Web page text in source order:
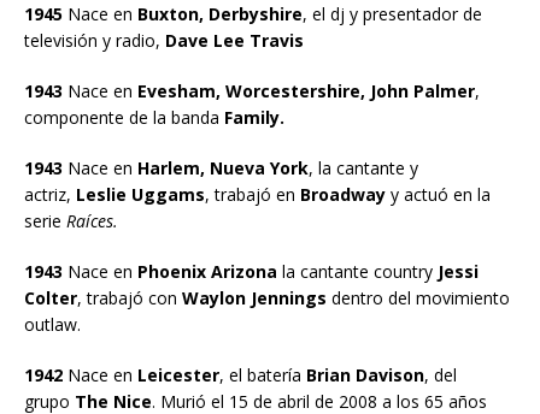
1945 Nace en Buxton, Derbyshire, el dj y presentador de
televisión y radio, Dave Lee Travis
1943 Nace en Evesham, Worcestershire, John Palmer,
componente de la banda Family.
1943 Nace en Harlem, Nueva York, la cantante y
actriz, Leslie Uggams, trabajó en Broadway y actuó en la
serie Raíces.
1943 Nace en Phoenix Arizona la cantante country Jessi
Colter, trabajó con Waylon Jennings dentro del movimiento
outlaw.
1942 Nace en Leicester, el batería Brian Davison, del
grupo The Nice. Murió el 15 de abril de 2008 a los 65 años